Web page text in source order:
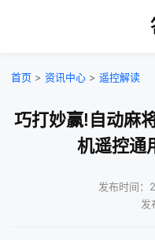
首页 > 资讯中心 > 遥控解读
巧打妙赢!自动麻
机遥控通
发布时间
发